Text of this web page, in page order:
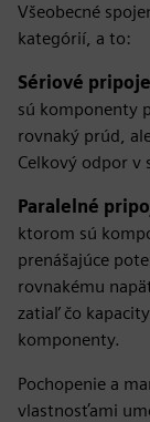
Všeobecné
kategórií, a to:
Sériové
sú komponenty
rovnaký prúd,
Celkový odpor v
Paralelné
ktorom sú
prenášajúce
rovnakému
zatiaľ čo
komponenty.
Pochopenie a
vlastnosťami